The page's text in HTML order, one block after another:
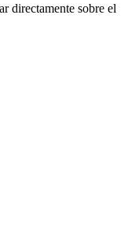
directamente sobre el